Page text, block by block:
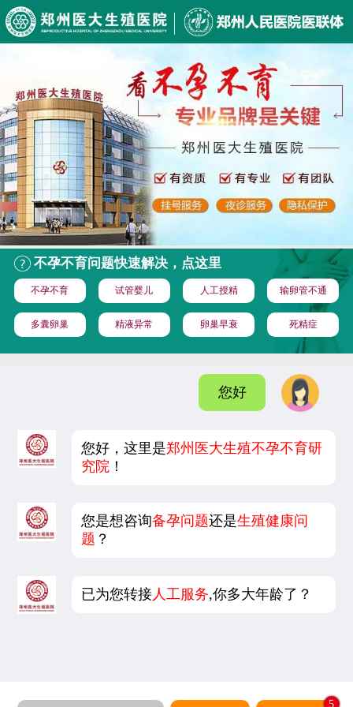
不孕不育问题快速解决，点这里
不孕不育 试管婴儿 人工授精 输卵管不通
多囊卵巢 精液异常 卵巢早衰 死精症
您好
您好，这里是郑州医大生殖不孕不育研
究院 ！
您是想咨询备孕问题还是生殖健康问
题 ？
已为您转接 人工服务,你多大年龄了？
5